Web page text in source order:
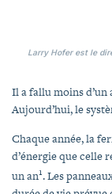
Larry Hofer est le
Il a fallu moins
Aujourd’hui, le
Chaque année, la
d’énergie que celle
un an1. Les